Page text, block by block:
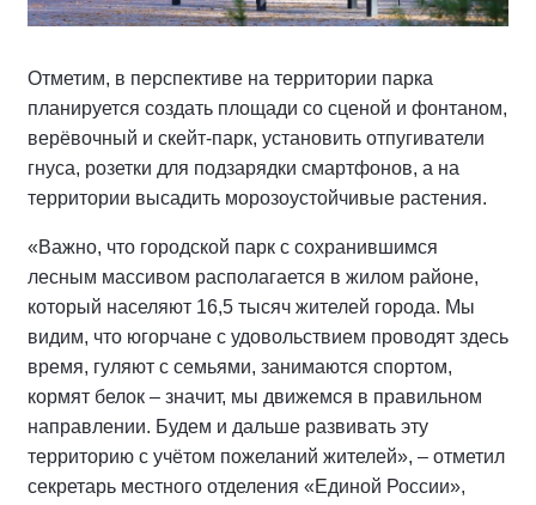
Отметим, в перспективе на территории парка
планируется создать площади со сценой и фонтаном,
верёвочный и скейт-парк, установить отпугиватели
гнуса, розетки для подзарядки смартфонов, а на
территории высадить морозоустойчивые растения.
«Важно, что городской парк с сохранившимся
лесным массивом располагается в жилом районе,
который населяют 16,5 тысяч жителей города. Мы
видим, что югорчане с удовольствием проводят здесь
время, гуляют с семьями, занимаются спортом,
кормят белок – значит, мы движемся в правильном
направлении. Будем и дальше развивать эту
территорию с учётом пожеланий жителей», – отметил
секретарь местного отделения «Единой России»,